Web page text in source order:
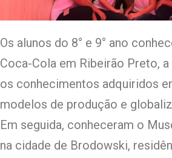
Os alunos do 8° e 9° ano
Coca-Cola em Ribeirão Preto,
os conhecimentos adquiridos
modelos de produção e
Em seguida, conheceram o
na cidade de Brodowski,